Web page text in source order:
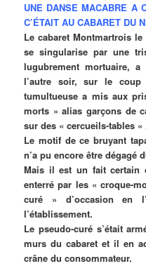
UNE DANSE MACABRE A
C’ÉTAIT AU CABARET DU
Le cabaret Montmartrois
se singularise par une
lugubrement mortuaire,
l’autre soir, sur le
tumultueuse a mis aux
morts » alias garçons de
sur des « cercueils-tables «
Le motif de ce bruyant
n’a pu encore être dégagé
Mais il est un fait certain
enterré par les « croque-
curé » d’occasion en
l’établissement.
Le pseudo-curé s’était
murs du cabaret et il en
crâne du consommateur.